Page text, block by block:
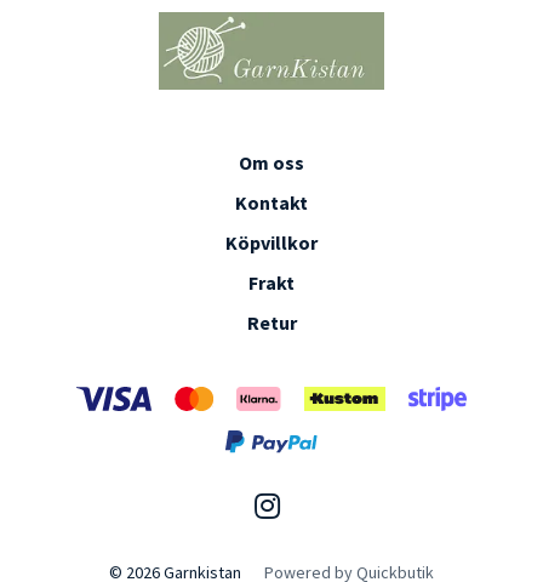
Om oss
Kontakt
Köpvillkor
Frakt
Retur
© 2026 Garnkistan Powered by Quickbutik